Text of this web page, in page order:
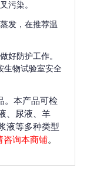
污染。
发，在推荐温
好防护工作。
生物试验室安全
。本产品可检
、尿液、羊
液等多种类型
咨询本商铺。